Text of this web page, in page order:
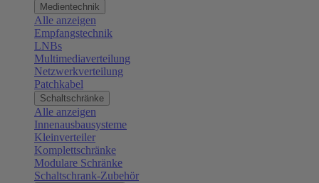
Medientechnik
Alle anzeigen
Empfangstechnik
LNBs
Multimediaverteilung
Netzwerkverteilung
Patchkabel
Schaltschränke
Alle anzeigen
Innenausbausysteme
Kleinverteiler
Komplettschränke
Modulare Schränke
Schaltschrank-Zubehör